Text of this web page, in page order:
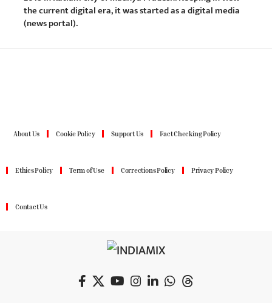
the current digital era, it was started as a digital media
(news portal).
About Us Cookie Policy Support Us Fact Checking Policy
Ethics Policy Term of Use Corrections Policy Privacy Policy
Contact Us